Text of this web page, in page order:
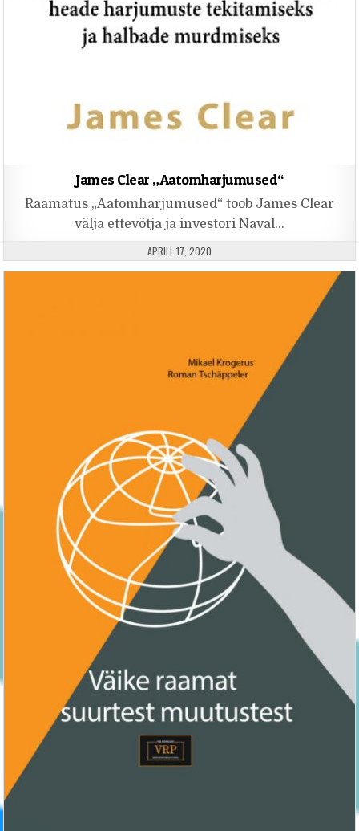
James Clear „Aatomharjumused“
Raamatus „Aatomharjumused“ toob James Clear
välja ettevõtja ja investori Naval…
PUBLISHED DATE:
APRILL 17, 2020